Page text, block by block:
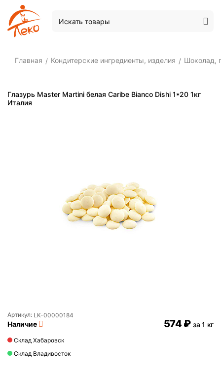
Главная / Кондитерские ингредиенты, изделия / Шоколад,
Глазурь Master Martini белая Caribe Bianco Dishi 1*20 1кг
Италия
Артикул: LK-00000184
Наличие
Склад Хабаровск
Склад Владивосток
‍574‍ ₽ за 1 кг